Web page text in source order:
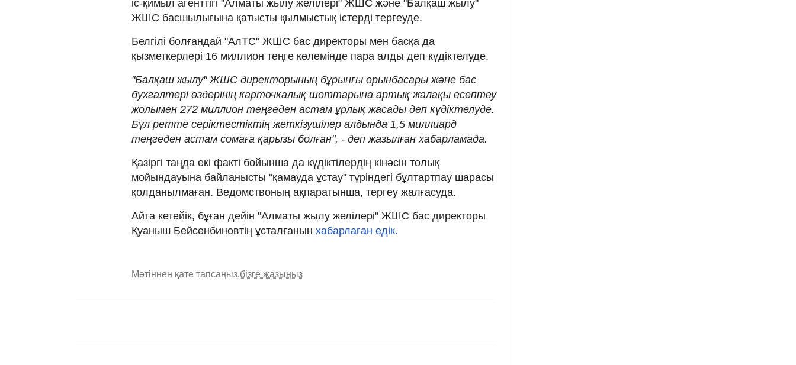
іс-қимыл агенттігі "Алматы жылу желілері" ЖШС және "Балқаш жылу"
ЖШС басшылығына қатысты қылмыстық істерді тергеуде.
Белгілі болғандай "АлТС" ЖШС бас директоры мен басқа да
қызметкерлері 16 миллион теңге көлемінде пара алды деп күдіктелуде.
"Балқаш жылу" ЖШС директорының бұрынғы орынбасары және бас
бухгалтері өздерінің карточкалық шоттарына артық жалақы есептеу
жолымен 272 миллион теңгеден астам ұрлық жасады деп күдіктелуде.
Бұл ретте серіктестіктің жеткізушілер алдында 1,5 миллиард
теңгеден астам сомаға қарызы болған", - деп жазылған хабарламада.
Қазіргі таңда екі факті бойынша да күдіктілердің кінәсін толық
мойындауына байланысты "қамауда ұстау" түріндегі бұлтартпау шарасы
қолданылмаған. Ведомствоның ақпаратынша, тергеу жалғасуда.
Айта кетейік, бұған дейін "Алматы жылу желілері" ЖШС бас директоры
Қуаныш Бейсенбиновтің ұсталғанын хабарлаған едік.
Мәтіннен қате тапсаңыз,бізге жазыңыз